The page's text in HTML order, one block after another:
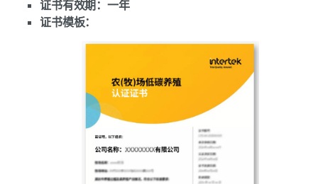
证书有效期：一年
证书模板：